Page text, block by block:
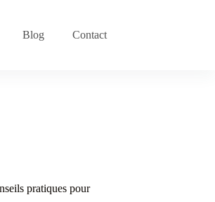
Blog Contact
pratiques pour